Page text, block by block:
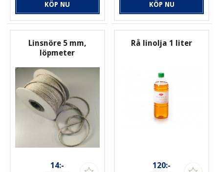
KÖP NU KÖP NU
Linsnöre 5 mm,
löpmeter
14:-
Rå linolja 1 liter
120:-